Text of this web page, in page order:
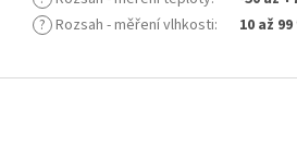
? Rozsah - měření vlhkosti: 10 až 99
Z